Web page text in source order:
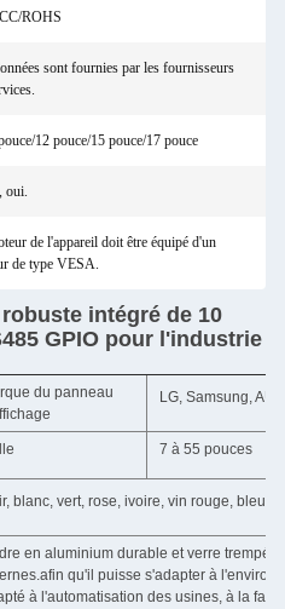
ROHS
sont fournies par les fournisseurs
12 pouce/15 pouce/17 pouce
oui.
de l'appareil doit être équipé d'un
de type VESA.
intégré de 10
GPIO pour l'industrie
du panneau
LG, Samsung,
7 à 55 pouces
blanc, vert, rose, ivoire, vin rouge, bleu,
en aluminium durable et verre trempé
qu'il puisse s'adapter à
à l'automatisation des usines, à la